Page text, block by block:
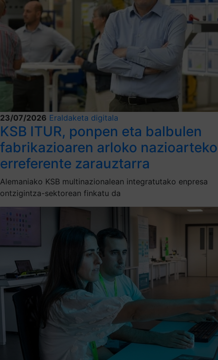
23/07/2026 Eraldaketa digitala
KSB ITUR, ponpen eta balbulen
fabrikazioaren arloko nazioarteko
erreferente zarauztarra
Alemaniako KSB multinazionalean integratutako enpresa
ontzigintza-sektorean finkatu da